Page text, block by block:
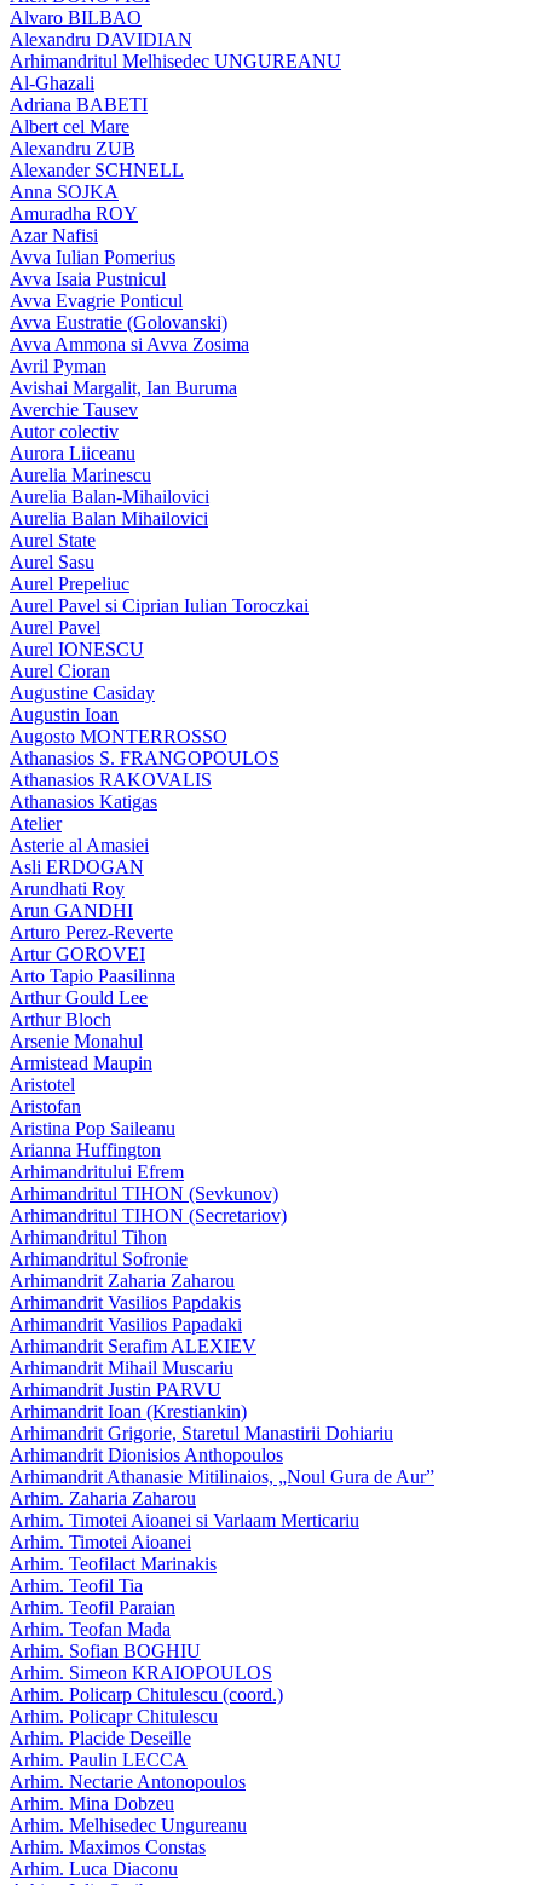
Alvaro BILBAO
Alexandru DAVIDIAN
Arhimandritul Melhisedec UNGUREANU
Al-Ghazali
Adriana BABETI
Albert cel Mare
Alexandru ZUB
Alexander SCHNELL
Anna SOJKA
Amuradha ROY
Azar Nafisi
Avva Iulian Pomerius
Avva Isaia Pustnicul
Avva Evagrie Ponticul
Avva Eustratie (Golovanski)
Avva Ammona si Avva Zosima
Avril Pyman
Avishai Margalit, Ian Buruma
Averchie Tausev
Autor colectiv
Aurora Liiceanu
Aurelia Marinescu
Aurelia Balan-Mihailovici
Aurelia Balan Mihailovici
Aurel State
Aurel Sasu
Aurel Prepeliuc
Aurel Pavel si Ciprian Iulian Toroczkai
Aurel Pavel
Aurel IONESCU
Aurel Cioran
Augustine Casiday
Augustin Ioan
Augosto MONTERROSSO
Athanasios S. FRANGOPOULOS
Athanasios RAKOVALIS
Athanasios Katigas
Atelier
Asterie al Amasiei
Asli ERDOGAN
Arundhati Roy
Arun GANDHI
Arturo Perez-Reverte
Artur GOROVEI
Arto Tapio Paasilinna
Arthur Gould Lee
Arthur Bloch
Arsenie Monahul
Armistead Maupin
Aristotel
Aristofan
Aristina Pop Saileanu
Arianna Huffington
Arhimandritului Efrem
Arhimandritul TIHON (Sevkunov)
Arhimandritul TIHON (Secretariov)
Arhimandritul Tihon
Arhimandritul Sofronie
Arhimandrit Zaharia Zaharou
Arhimandrit Vasilios Papdakis
Arhimandrit Vasilios Papadaki
Arhimandrit Serafim ALEXIEV
Arhimandrit Mihail Muscariu
Arhimandrit Justin PARVU
Arhimandrit Ioan (Krestiankin)
Arhimandrit Grigorie, Staretul Manastirii Dohiariu
Arhimandrit Dionisios Anthopoulos
Arhimandrit Athanasie Mitilinaios, „Noul Gura de Aur”
Arhim. Zaharia Zaharou
Arhim. Timotei Aioanei si Varlaam Merticariu
Arhim. Timotei Aioanei
Arhim. Teofilact Marinakis
Arhim. Teofil Tia
Arhim. Teofil Paraian
Arhim. Teofan Mada
Arhim. Sofian BOGHIU
Arhim. Simeon KRAIOPOULOS
Arhim. Policarp Chitulescu (coord.)
Arhim. Policapr Chitulescu
Arhim. Placide Deseille
Arhim. Paulin LECCA
Arhim. Nectarie Antonopoulos
Arhim. Mina Dobzeu
Arhim. Melhisedec Ungureanu
Arhim. Maximos Constas
Arhim. Luca Diaconu